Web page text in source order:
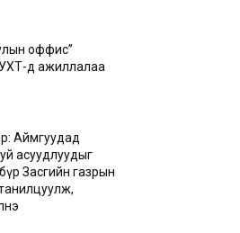
оффис”
д ажиллалаа
Аймгуудад
асуудлуудыг
Засгийн газрын